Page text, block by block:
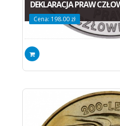
DEKLARACJA PRAW
Cena: 198.00 zł